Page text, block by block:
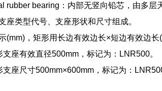
rubber bearing：内部无竖向铅芯，由多层
座类型代号、支座形状和尺寸组成。
(mm)，矩形用长边有效边长×短边有效边长
座有效直径500mm，标记为：LNR500。
座尺寸500mm×600mm，标记为：